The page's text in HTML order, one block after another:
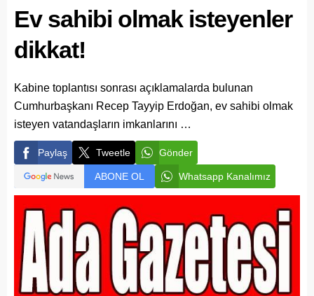
Ev sahibi olmak isteyenler
dikkat!
Kabine toplantısı sonrası açıklamalarda bulunan
Cumhurbaşkanı Recep Tayyip Erdoğan, ev sahibi olmak
isteyen vatandaşların imkanlarını …
Paylaş Tweetle Gönder
ABONE OL Whatsapp Kanalımız